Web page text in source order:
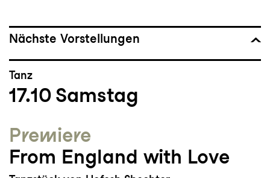
Nicosia, Dor Mamalia
Bedeutsame Choreografien: Grande Finale
von Hofesh Shechter, Ostrov von Jana
Burkiewistzova, Rosas danst Rosas von
La Putika
Studium/Ausbildung: DAF – Dance Arts
Nächste Vorstellungen
Tanz
17.10 Samstag
Premiere
From England with Love